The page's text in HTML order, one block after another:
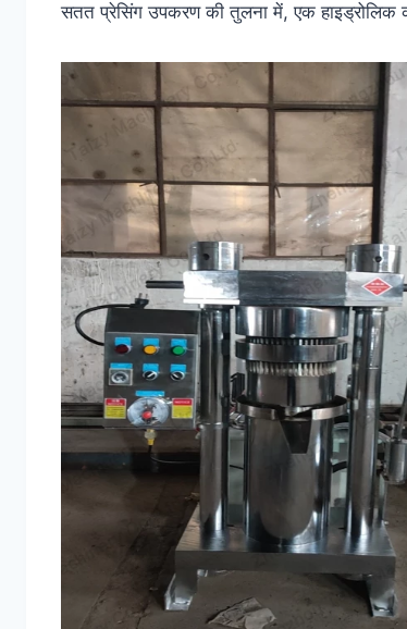
सतत प्रेसिंग उपकरण की तुलना में, एक हाइड्रोलिक